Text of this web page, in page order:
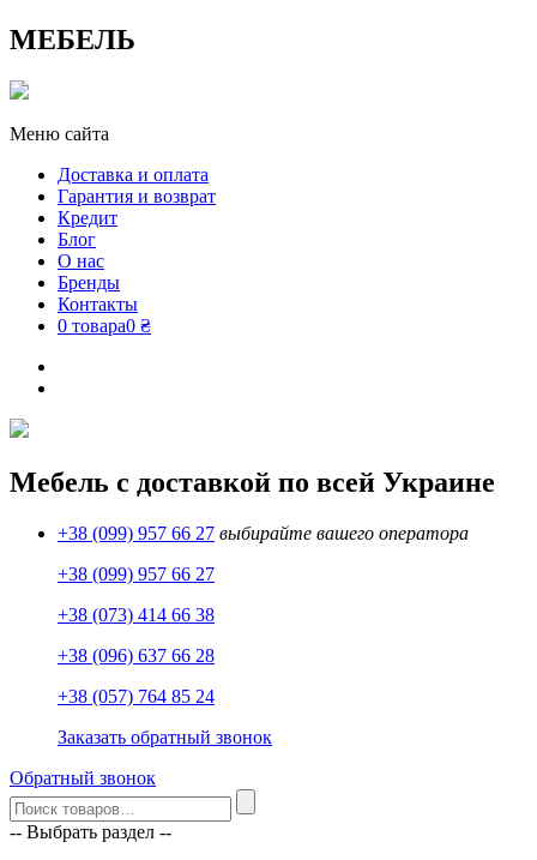
МЕБЕЛЬ
Меню сайта
Доставка и оплата
Гарантия и возврат
Кредит
Блог
О нас
Бренды
Контакты
0 товара0 ₴
Мебель с доставкой по всей Украине
+38 (099) 957 66 27 выбирайте вашего оператора
+38 (099) 957 66 27
+38 (073) 414 66 38
+38 (096) 637 66 28
+38 (057) 764 85 24
Заказать обратный звонок
Обратный звонок
-- Выбрать раздел --